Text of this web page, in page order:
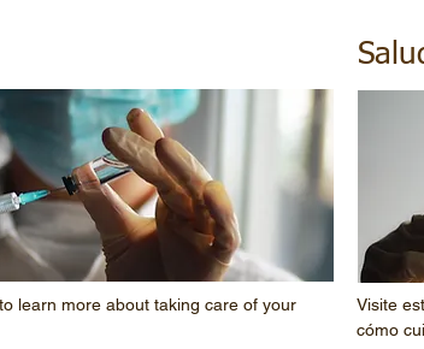
learn more about taking care of your
Visite
cómo